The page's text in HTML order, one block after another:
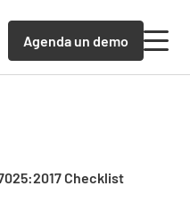
Agenda un demo
Checklist